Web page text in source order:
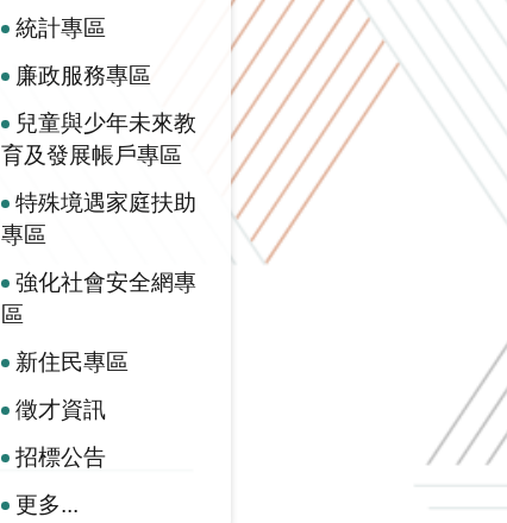
統計專區
廉政服務專區
兒童與少年未來教
育及發展帳戶專區
特殊境遇家庭扶助
專區
強化社會安全網專
區
新住民專區
徵才資訊
招標公告
更多...